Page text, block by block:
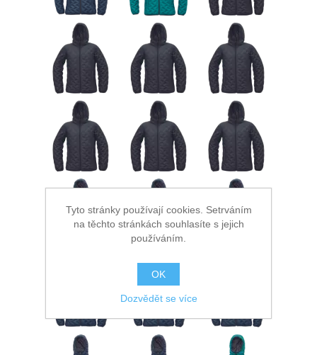
Tyto stránky používají cookies. Setrváním
na těchto stránkách souhlasíte s jejich
používáním.
OK
Dozvědět se více